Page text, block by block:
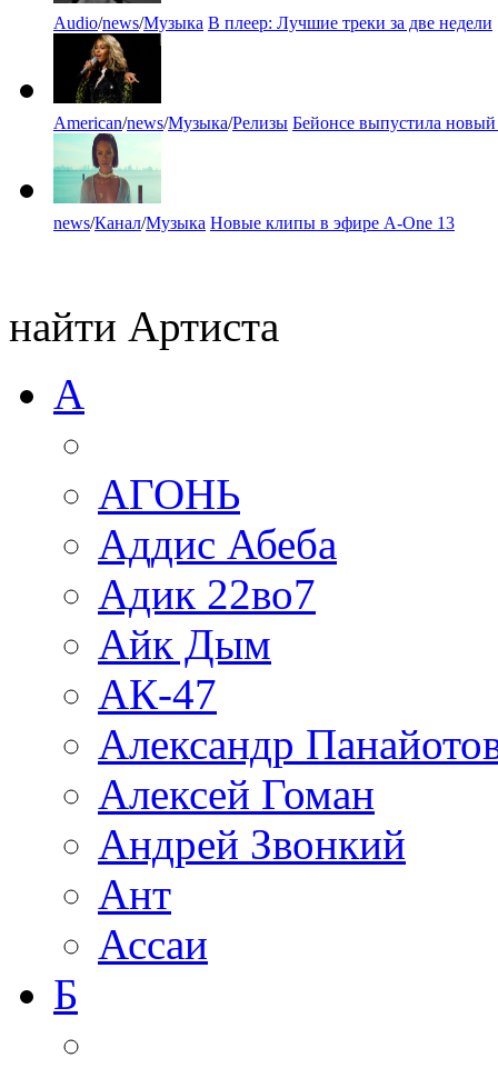
Audio/news/Музыка В плеер: Лучшие треки за две недели
American/news/Музыка/Релизы Бейонсе выпустила
news/Канал/Музыка Новые клипы в эфире A-One 13
найти Артиста
А
АГОНЬ
Аддис Абеба
Адик 22во7
Айк Дым
АК-47
Александр
Алексей Гоман
Андрей Звонкий
Ант
Ассаи
Б